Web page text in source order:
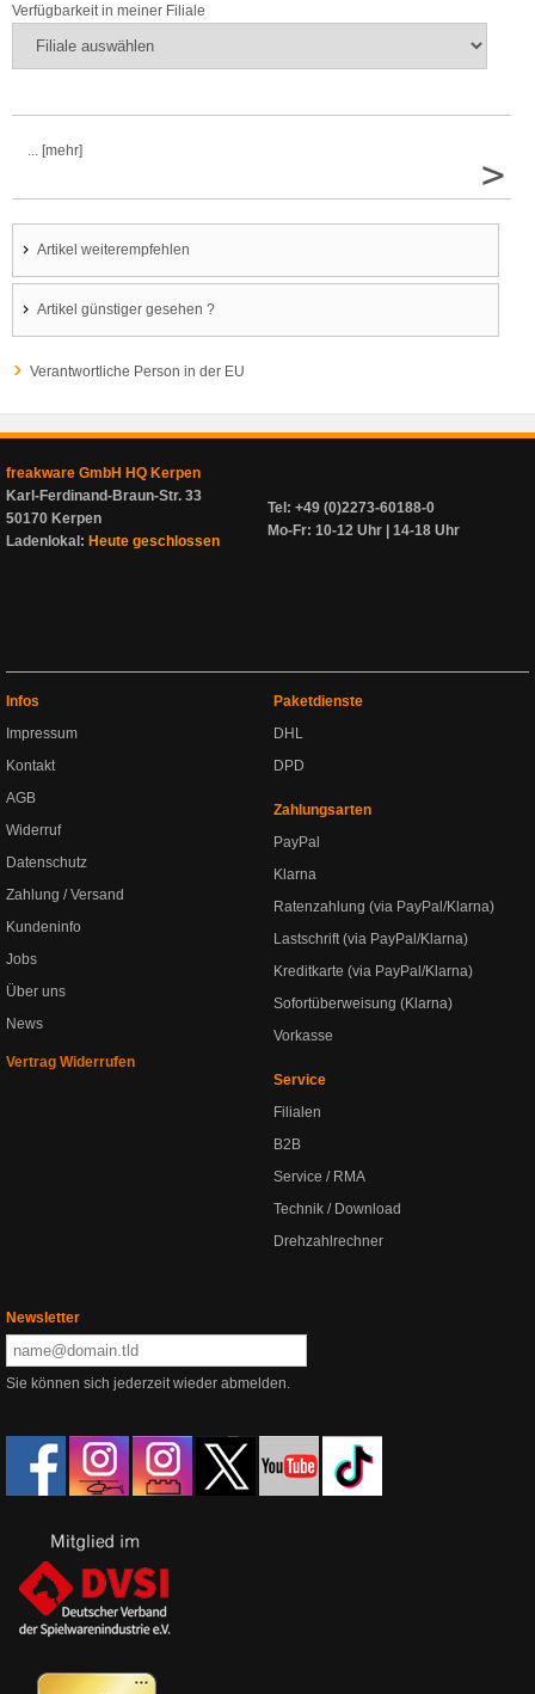
Verfügbarkeit in meiner Filiale
... [mehr]
>
Artikel weiterempfehlen
Artikel günstiger gesehen ?
Verantwortliche Person in der EU
freakware GmbH HQ Kerpen
Karl-Ferdinand-Braun-Str. 33
50170 Kerpen
Ladenlokal: Heute geschlossen
Tel: +49 (0)2273-60188-0
Mo-Fr: 10-12 Uhr | 14-18 Uhr
Infos
Impressum
Kontakt
AGB
Widerruf
Datenschutz
Zahlung / Versand
Kundeninfo
Jobs
Über uns
News
Vertrag Widerrufen
Paketdienste
DHL
DPD
Zahlungsarten
PayPal
Klarna
Ratenzahlung (via PayPal/Klarna)
Lastschrift (via PayPal/Klarna)
Kreditkarte (via PayPal/Klarna)
Sofortüberweisung (Klarna)
Vorkasse
Service
Filialen
B2B
Service / RMA
Technik / Download
Drehzahlrechner
Newsletter
Sie können sich jederzeit wieder abmelden.